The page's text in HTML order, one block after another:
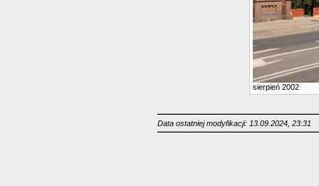
sierpień 2002
Data ostatniej modyfikacji: 13.09.2024, 23:31